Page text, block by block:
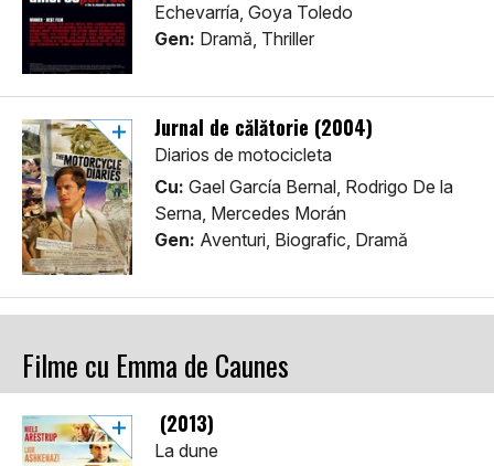
Echevarría, Goya Toledo
Gen: Dramă, Thriller
Jurnal de călătorie (2004)
Diarios de motocicleta
Cu: Gael García Bernal, Rodrigo De la
Serna, Mercedes Morán
Gen: Aventuri, Biografic, Dramă
Filme cu Emma de Caunes
(2013)
La dune